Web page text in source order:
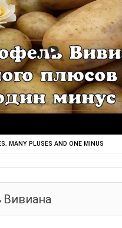
▶
MANY PLUSES AND ONE MINUS
Вивиана